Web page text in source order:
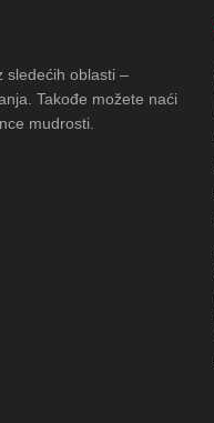
sledećih oblasti –
Takođe možete naći
mudrosti.